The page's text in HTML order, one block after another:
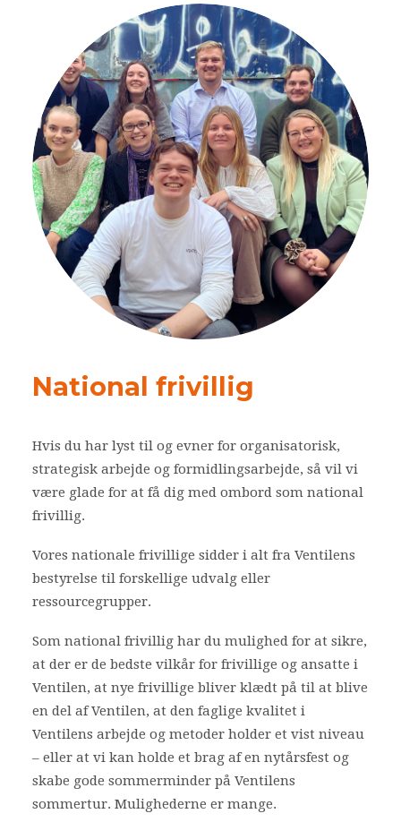
National frivillig
Hvis du har lyst til og evner for organisatorisk,
strategisk arbejde og formidlingsarbejde, så vil vi
være glade for at få dig med ombord som national
frivillig.
Vores nationale frivillige sidder i alt fra Ventilens
bestyrelse til forskellige udvalg eller
ressourcegrupper.
Som national frivillig har du mulighed for at sikre,
at der er de bedste vilkår for frivillige og ansatte i
Ventilen, at nye frivillige bliver klædt på til at blive
en del af Ventilen, at den faglige kvalitet i
Ventilens arbejde og metoder holder et vist niveau
– eller at vi kan holde et brag af en nytårsfest og
skabe gode sommerminder på Ventilens
sommertur. Mulighederne er mange.